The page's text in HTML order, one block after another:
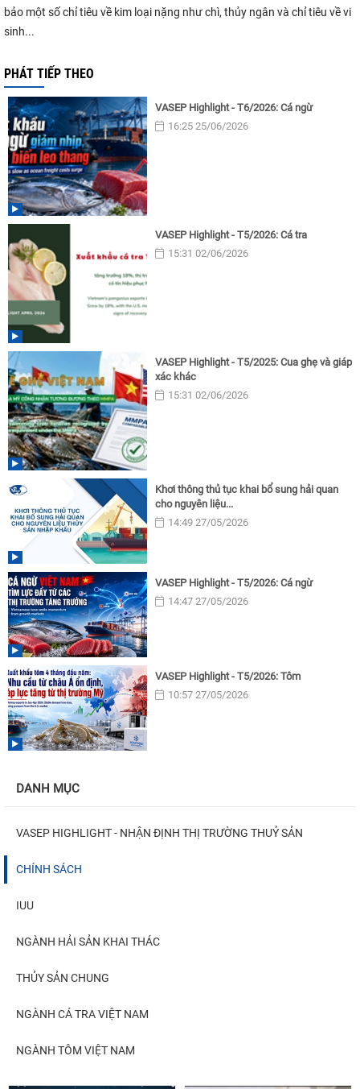
bảo một số chỉ tiêu về kim loại nặng như chì, thủy ngân và chỉ tiêu về vi
sinh...
PHÁT TIẾP THEO
VASEP Highlight - T6/2026: Cá ngừ
16:25 25/06/2026
VASEP Highlight - T5/2026: Cá tra
15:31 02/06/2026
VASEP Highlight - T5/2025: Cua ghẹ và giáp
xác khác
15:31 02/06/2026
Khơi thông thủ tục khai bổ sung hải quan
cho nguyên liệu...
14:49 27/05/2026
VASEP Highlight - T5/2026: Cá ngừ
14:47 27/05/2026
VASEP Highlight - T5/2026: Tôm
10:57 27/05/2026
DANH MỤC
VASEP HIGHLIGHT - NHẬN ĐỊNH THỊ TRƯỜNG THUỶ SẢN
CHÍNH SÁCH
IUU
NGÀNH HẢI SẢN KHAI THÁC
THỦY SẢN CHUNG
NGÀNH CÁ TRA VIỆT NAM
NGÀNH TÔM VIỆT NAM